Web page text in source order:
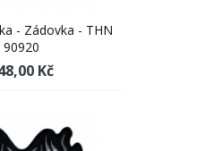
- Zádovka - THN
90920
Kč